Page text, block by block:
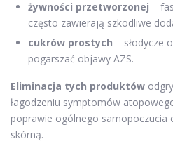
żywności przetworzonej –
często zawierają szkodliwe
cukrów prostych – słodycze
pogarszać objawy AZS.
Eliminacja tych produktów
łagodzeniu symptomów
poprawie ogólnego
skórną.